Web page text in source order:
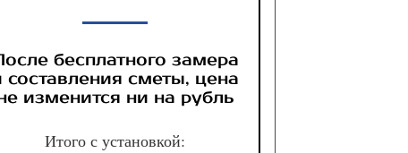
бесплатного замера
составления сметы, цена
изменится ни на рубль
Итого с установкой: